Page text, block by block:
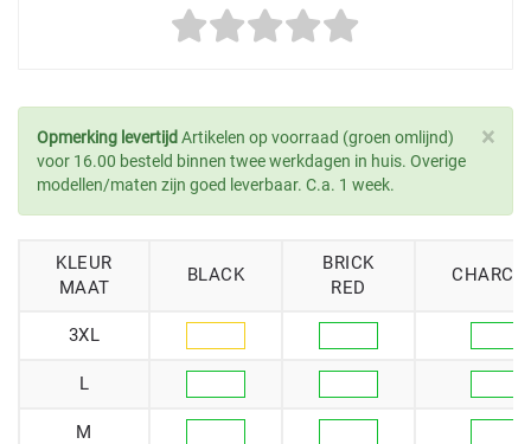
×
Opmerking levertijd Artikelen op voorraad (groen omlijnd)
voor 16.00 besteld binnen twee werkdagen in huis. Overige
modellen/maten zijn goed leverbaar. C.a. 1 week.
KLEUR
MAAT
BLACK
BRICK
RED
3XL
L
M